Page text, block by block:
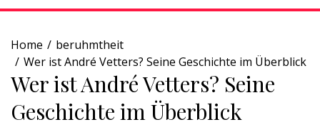
Home
beruhmtheit
Wer ist André Vetters? Seine Geschichte im Überblick
Wer ist André Vetters? Seine
Geschichte im Überblick